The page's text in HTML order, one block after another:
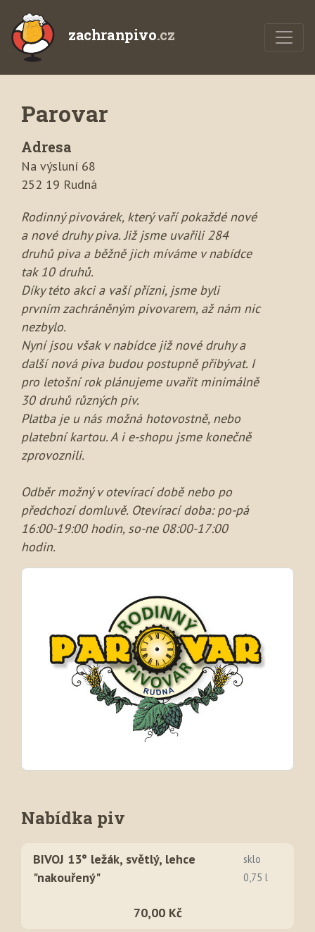
zachranpivo.cz
Parovar
Adresa
Na výsluní 68
252 19 Rudná
Rodinný pivovárek, který vaří pokaždé nové
a nové druhy piva. Již jsme uvařili 284
druhů piva a běžně jich míváme v nabídce
tak 10 druhů.
Díky této akci a vaší přízni, jsme byli
prvním zachráněným pivovarem, až nám nic
nezbylo.
Nyní jsou však v nabídce již nové druhy a
další nová piva budou postupně přibývat. I
pro letošní rok plánujeme uvařit minimálně
30 druhů různých piv.
Platba je u nás možná hotovostně, nebo
platební kartou. A i e-shopu jsme konečně
zprovoznili.
Odběr možný v otevírací době nebo po
předchozí domluvě. Otevírací doba: po-pá
16:00-19:00 hodin, so-ne 08:00-17:00
hodin.
Nabídka piv
BIVOJ 13° ležák, světlý, lehce
"nakouřený"
sklo
0,75 l
70,00 Kč